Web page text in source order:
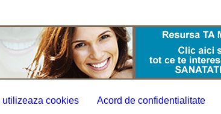
utilizeaza cookies Acord de confidentialitate